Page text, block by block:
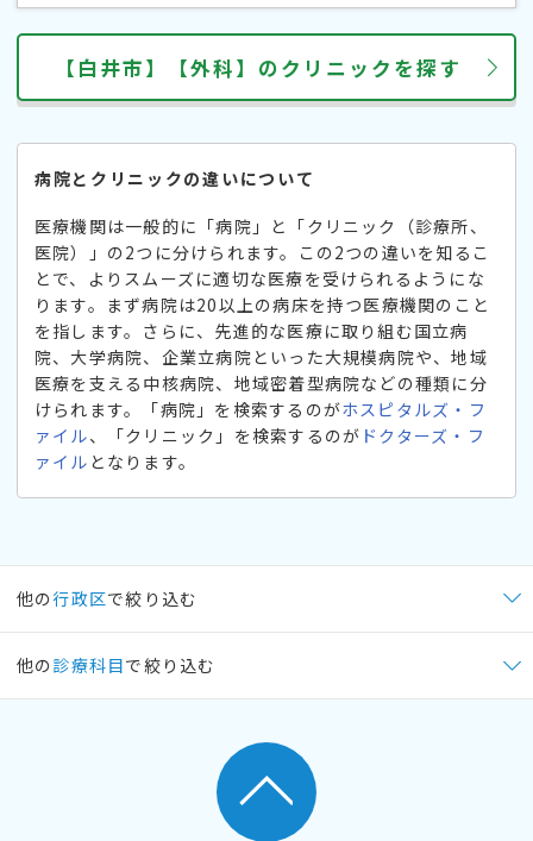
【白井市】【外科】のクリニックを探す
病院とクリニックの違いについて
医療機関は一般的に「病院」と「クリニック（診療所、
医院）」の2つに分けられます。この2つの違いを知るこ
とで、よりスムーズに適切な医療を受けられるようにな
ります。まず病院は20以上の病床を持つ医療機関のこと
を指します。さらに、先進的な医療に取り組む国立病
院、大学病院、企業立病院といった大規模病院や、地域
医療を支える中核病院、地域密着型病院などの種類に分
けられます。「病院」を検索するのがホスピタルズ・フ
ァイル、「クリニック」を検索するのが ドクターズ・フ
ァイル となります。
他の行政区で絞り込む
他の 診療科目で絞り込む